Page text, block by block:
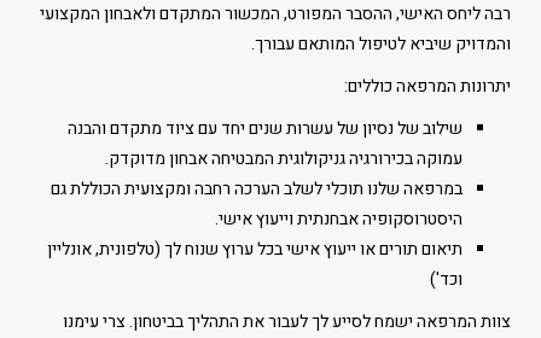
רבה ליחס האישי, ההסבר המפורט, המכשור המתקדם ולאבחון המקצועי
והמדויק שיביא לטיפול המותאם עבורך.
יתרונות המרפאה כוללים:
שילוב של נסיון של עשרות שנים יחד עם ציוד מתקדם והבנה
עמוקה בכירורגיה גניקולוגית המבטיחה אבחון מדוקדק.
במרפאה שלנו תוכלי לשלב הערכה רחבה ומקצועית הכוללת גם
היסטרוסקופיה אבחנתית וייעוץ אישי.
תיאום תורים או ייעוץ אישי בכל ערוץ שנוח לך (טלפונית, אונליין
וכד')
צוות המרפאה ישמח לסייע לך לעבור את התהליך בביטחון. צרי עימנו